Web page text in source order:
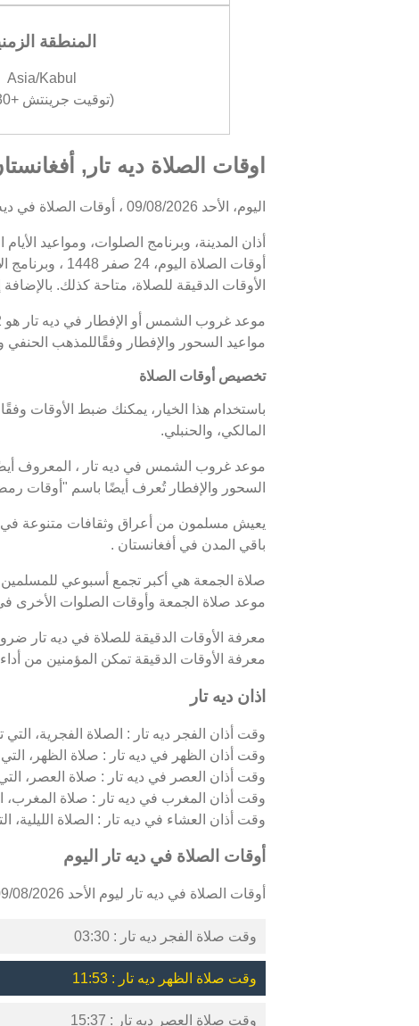
المنطقة
Asia/Kabul
(توقيت جرينتش +04:30)
اوقات الصلاة ديه تار,
اليوم، الأحد 09/08/2026 ، أوقات الصلاة في ديه تار كالتالي : الفجر في 03:30، الظهر في 11:53، العصر في 15:37، المغرب في 18:42، والعشاء في 20:10.
أذان المدينة، وبرنامج الصلوات، ومواعيد
الأوقات الدقيقة للصلاة، متاحة كذلك.
مواعيد السحور والإفطار وفقًاللمذهب
تخصيص أوقات الصلاة
باستخدام هذا الخيار، يمكنك ضبط الأوقات
المالكي، والحنبلي.
السحور والإفطار تُعرف أيضًا باسم "أوقات
يعيش مسلمون من أعراق وثقافات متنوعة في
باقي المدن في أفغانستان .
صلاة الجمعة هي أكبر تجمع أسبوعي للمسلمين
موعد صلاة الجمعة وأوقات الصلوات الأخرى
معرفة الأوقات الدقيقة للصلاة في ديه تار
معرفة الأوقات الدقيقة تمكن المؤمنين من أداء
اذان ديه تار
وقت أذان الفجر ديه تار : الصلاة الفجرية، التي
وقت أذان الظهر في ديه تار : صلاة الظهر،
وقت أذان العصر في ديه تار : صلاة العصر،
وقت أذان المغرب في ديه تار : صلاة
وقت أذان العشاء في ديه تار : الصلاة الليلية،
أوقات الصلاة في ديه تار اليوم
أوقات الصلاة في ديه تار ليوم الأحد 09/08/2026 كالتالي :
وقت صلاة الفجر ديه تار : 03:30
وقت صلاة الظهر ديه تار : 11:53
وقت صلاة العصر ديه تار : 15:37